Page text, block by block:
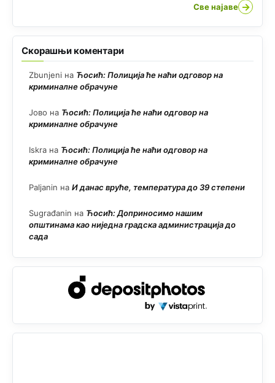
Све најаве →
Скорашњи коментари
Zbunjeni на Ћосић: Полиција ће наћи одговор на
криминалне обрачуне
Јово на Ћосић: Полиција ће наћи одговор на
криминалне обрачуне
Iskra на Ћосић: Полиција ће наћи одговор на
криминалне обрачуне
Paljanin на И данас вруће, температура до 39 степени
Sugrađanin на Ћосић: Доприносимо нашим
општинама као ниједна градска администрација до
сада